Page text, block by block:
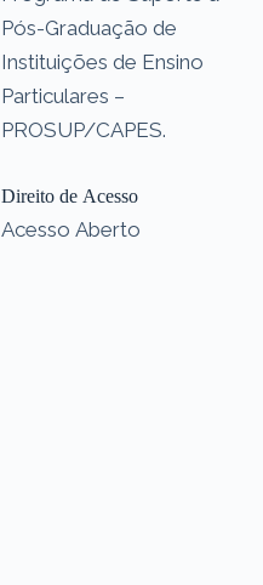
Pós-Graduação de
Instituições de Ensino
Particulares –
PROSUP/CAPES.
Direito de Acesso
Acesso Aberto